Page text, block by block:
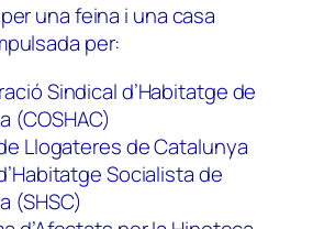
una feina i una casa
per:
Sindical d’Habitatge de
(COSHAC)
Llogateres de Catalunya
Socialista de
(SHSC)